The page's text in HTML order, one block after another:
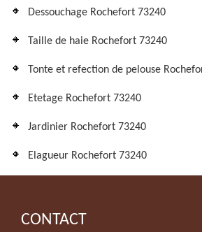
Dessouchage Rochefort 73240
Taille de haie Rochefort 73240
Tonte et refection de pelouse
Etetage Rochefort 73240
Jardinier Rochefort 73240
Elagueur Rochefort 73240
CONTACT